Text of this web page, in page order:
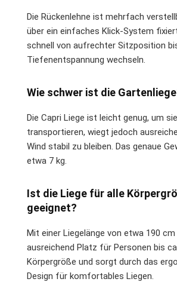
Die Rückenlehne ist mehrfach
über ein einfaches Klick-System
schnell von aufrechter Sitzposition
Tiefenentspannung wechseln.
Wie schwer ist die
Die Capri Liege ist leicht genug, um
transportieren, wiegt jedoch
Wind stabil zu bleiben. Das genaue
etwa 7 kg.
Ist die Liege für alle
geeignet?
Mit einer Liegelänge von etwa 190
ausreichend Platz für Personen bis
Körpergröße und sorgt durch das
Design für komfortables Liegen.